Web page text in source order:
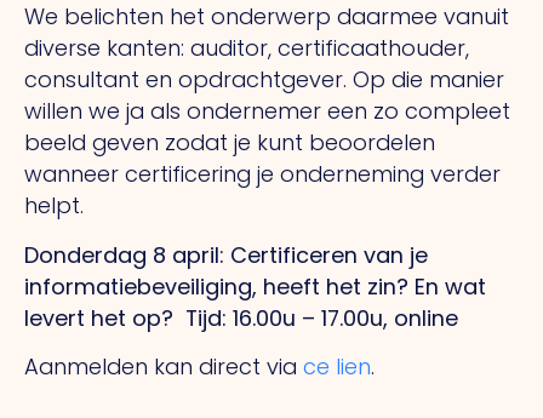
We belichten het onderwerp daarmee vanuit
diverse kanten: auditor, certificaathouder,
consultant en opdrachtgever. Op die manier
willen we ja als ondernemer een zo compleet
beeld geven zodat je kunt beoordelen
wanneer certificering je onderneming verder
helpt.
Donderdag 8 april: Certificeren van je
informatiebeveiliging, heeft het zin? En wat
levert het op? Tijd: 16.00u – 17.00u, online
Aanmelden kan direct via ce lien.